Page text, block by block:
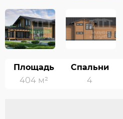
Площадь
404 м²
Спальни
4